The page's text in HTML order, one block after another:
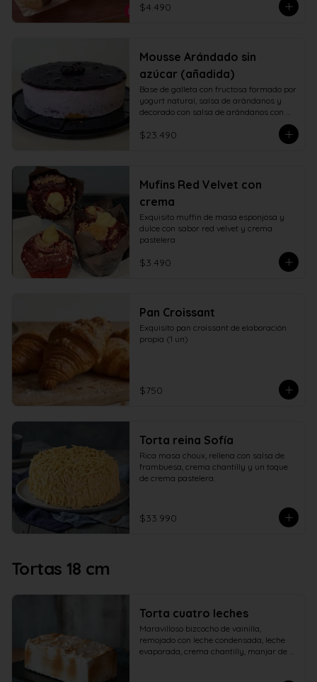
$4.490
Mousse Arándado sin
azúcar (añadida)
Base de galleta con fructosa formado por
yogurt natural, salsa de arándanos y
decorado con salsa de arándanos con
$23.490
Mufins Red Velvet con
crema
Exquisito muffin de masa esponjosa y
dulce con sabor red velvet y crema
pastelera
$3.490
Pan Croissant
Exquisito pan croissant de elaboración
propia (1 un)
$750
Torta reina Sofía
Rica masa choux, rellena con salsa de
frambuesa, crema chantilly y un toque
de crema pastelera.
$33.990
Tortas 18 cm
Torta cuatro leches
Maravilloso bizcocho de vainilla,
remojado con leche condensada, leche
evaporada, crema chantilly, manjar de